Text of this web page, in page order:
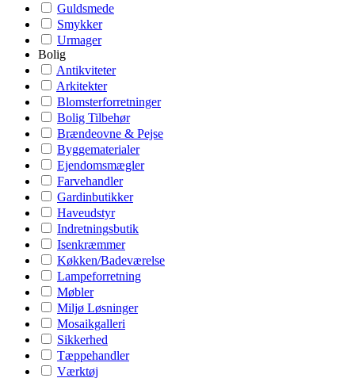
Guldsmede
Smykker
Urmager
Bolig
Antikviteter
Arkitekter
Blomsterforretninger
Bolig Tilbehør
Brændeovne & Pejse
Byggematerialer
Ejendomsmægler
Farvehandler
Gardinbutikker
Haveudstyr
Indretningsbutik
Isenkræmmer
Køkken/Badeværelse
Lampeforretning
Møbler
Miljø Løsninger
Mosaikgalleri
Sikkerhed
Tæppehandler
Værktøj